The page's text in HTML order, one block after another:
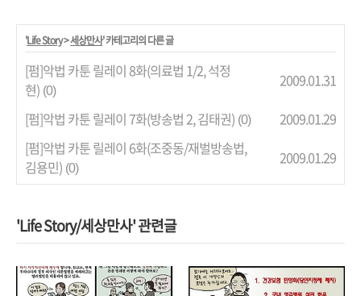
'Life Story>세상만사' 카테고리의 다른 글
[펌]악법 카툰 릴레이 8화(의료법 1/2, 석정
현) (0)
2009.01.31
[펌]악법 카툰 릴레이 7화(방송법 2, 김태권) (0)
2009.01.29
[펌]악법 카툰 릴레이 6화(조중동/재벌방송법,
김용민) (0)
2009.01.29
'Life Story/세상만사' 관련글